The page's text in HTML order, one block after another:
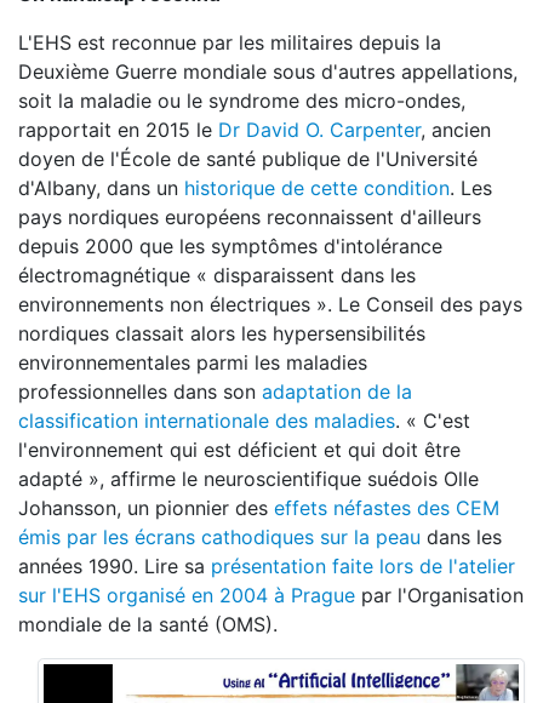
L'EHS est reconnue par les militaires depuis la
Deuxième Guerre mondiale sous d'autres appellations,
soit la maladie ou le syndrome des micro-ondes,
rapportait en 2015 le Dr David O. Carpenter, ancien
doyen de l'École de santé publique de l'Université
d'Albany, dans un historique de cette condition. Les
pays nordiques européens reconnaissent d'ailleurs
depuis 2000 que les symptômes d'intolérance
électromagnétique « disparaissent dans les
environnements non électriques ». Le Conseil des pays
nordiques classait alors les hypersensibilités
environnementales parmi les maladies
professionnelles dans son adaptation de la
classification internationale des maladies. « C'est
l'environnement qui est déficient et qui doit être
adapté », affirme le neuroscientifique suédois Olle
Johansson, un pionnier des effets néfastes des CEM
émis par les écrans cathodiques sur la peau dans les
années 1990. Lire sa présentation faite lors de l'atelier
sur l'EHS organisé en 2004 à Prague par l'Organisation
mondiale de la santé (OMS).